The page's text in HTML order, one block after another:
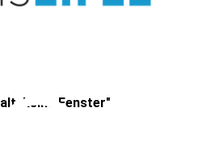
keine Fenster"